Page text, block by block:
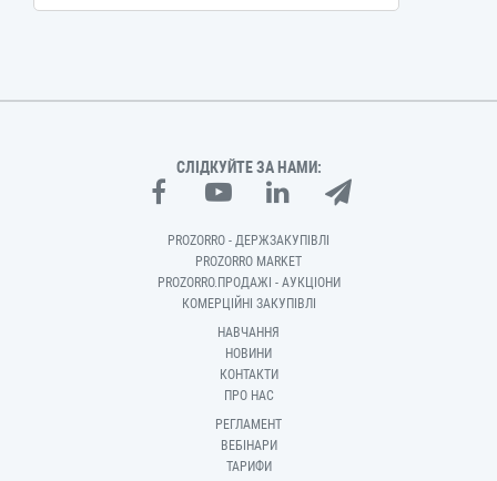
СЛІДКУЙТЕ ЗА НАМИ:
PROZORRO - ДЕРЖЗАКУПІВЛІ
PROZORRO MARKET
PROZORRO.ПРОДАЖІ - АУКЦІОНИ
КОМЕРЦІЙНІ ЗАКУПІВЛІ
НАВЧАННЯ
НОВИНИ
КОНТАКТИ
ПРО НАС
РЕГЛАМЕНТ
ВЕБІНАРИ
ТАРИФИ